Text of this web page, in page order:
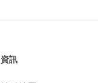
資訊